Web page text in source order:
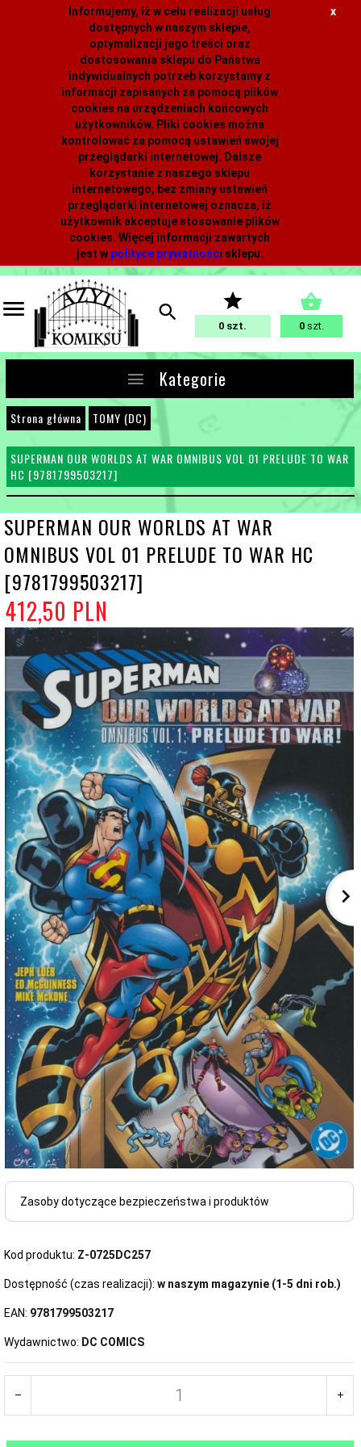
Informujemy, iż w celu realizacji usług
dostępnych w naszym sklepie,
optymalizacji jego treści oraz
dostosowania sklepu do Państwa
indywidualnych potrzeb korzystamy z
informacji zapisanych za pomocą plików
cookies na urządzeniach końcowych
użytkowników. Pliki cookies można
kontrolować za pomocą ustawień swojej
przeglądarki internetowej. Dalsze
korzystanie z naszego sklepu
internetowego, bez zmiany ustawień
przeglądarki internetowej oznacza, iż
użytkownik akceptuje stosowanie plików
cookies. Więcej informacji zawartych
jest w polityce prywatności sklepu.
x
0 0 szt.
Kategorie
Strona główna TOMY (DC)
SUPERMAN OUR WORLDS AT WAR OMNIBUS VOL 01 PRELUDE TO WAR
HC [9781799503217]
SUPERMAN OUR WORLDS AT WAR
OMNIBUS VOL 01 PRELUDE TO WAR HC
[9781799503217]
412,50 PLN
Zasoby dotyczące bezpieczeństwa i produktów
Kod produktu: Z-0725DC257
Dostępność (czas realizacji): w naszym magazynie (1-5 dni rob.)
EAN: 9781799503217
Wydawnictwo: DC COMICS